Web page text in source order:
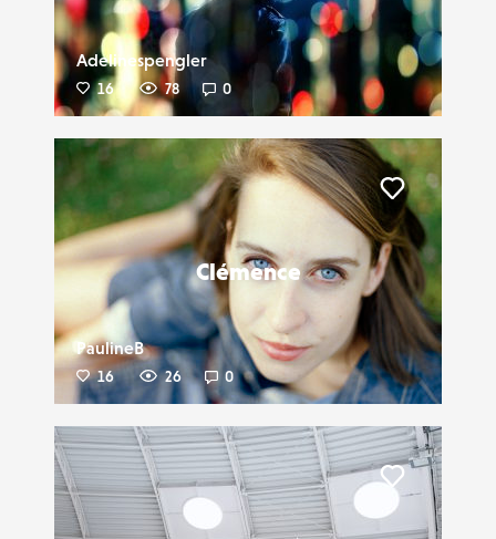
Adelinespengler
16 78 0
Clémence
PaulineB
16 26 0
Liker
Liker